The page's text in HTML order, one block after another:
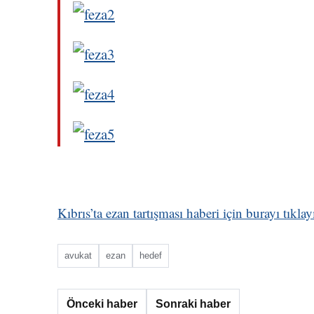
Kıbrıs’ta ezan tartışması haberi için burayı
avukat ezan hedef
Önceki haber Sonraki haber